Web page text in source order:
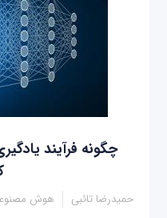
چگونه فرآیند
حمیدرضا تائبی هوش